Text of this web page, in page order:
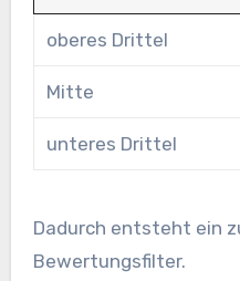
oberes Drittel
Mitte
unteres Drittel
Dadurch entsteht ein
Bewertungsfilter.